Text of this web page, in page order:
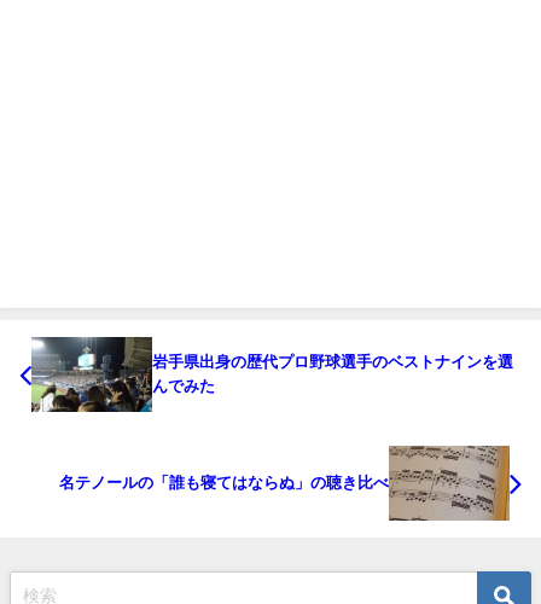
岩手県出身の歴代プロ野球選手のベストナインを選
んでみた
名テノールの「誰も寝てはならぬ」の聴き比べ